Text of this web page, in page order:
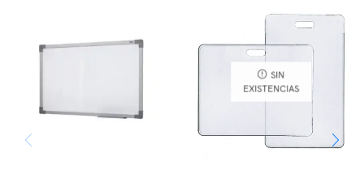
SIN
EXISTENCIAS